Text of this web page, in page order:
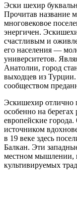
Эски шехир
Прочитав название
многовековое
энергичен.
счастливым и
его населения —
университетов.
Анатолии, город
выходцев из
сообществом
Эскишехир отлично
особенно на
европейские
источником
в 19 веке здесь
Балкан. Эти
местном мышлении,
культивируемых